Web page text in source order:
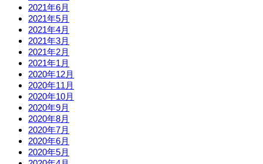
2021年6月
2021年5月
2021年4月
2021年3月
2021年2月
2021年1月
2020年12月
2020年11月
2020年10月
2020年9月
2020年8月
2020年7月
2020年6月
2020年5月